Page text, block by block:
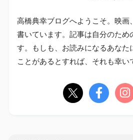
高橋典幸ブログへようこそ。映画
書いています。記事は自分のため
す。もしも、お読みになるあなた
ことがあるとすれば、それも幸い